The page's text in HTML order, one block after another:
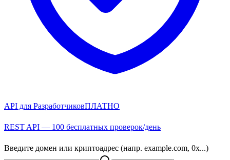
API для РазработчиковПЛАТНО
REST API — 100 бесплатных проверок/день
Введите домен или криптоадрес (напр. example.com, 0x...)